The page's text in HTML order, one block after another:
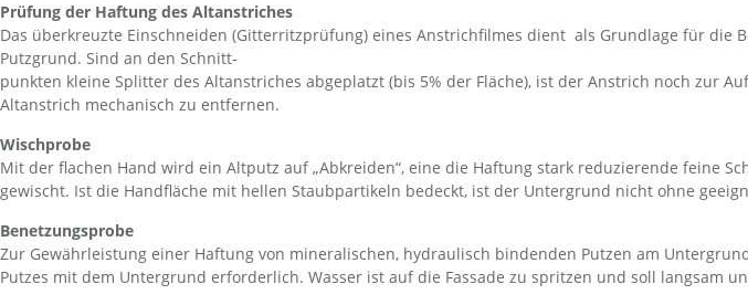
Prüfung der Haftung des Altanstriches
Das überkreuzte Einschneiden (Gitterritzprüfung) eines Anstrichfilmes dient als Grundlage für die
Putzgrund. Sind an den Schnitt-
punkten kleine Splitter des Altanstriches abgeplatzt (bis 5% der Fläche), ist der Anstrich noch zur
Altanstrich mechanisch zu entfernen.
Wischprobe
Mit der flachen Hand wird ein Altputz auf „Abkreiden“, eine die Haftung stark reduzierende feine
gewischt. Ist die Handfläche mit hellen Staubpartikeln bedeckt, ist der Untergrund nicht ohne
Benetzungsprobe
Zur Gewährleistung einer Haftung von mineralischen, hydraulisch bindenden Putzen am
Putzes mit dem Untergrund erforderlich. Wasser ist auf die Fassade zu spritzen und soll langsam